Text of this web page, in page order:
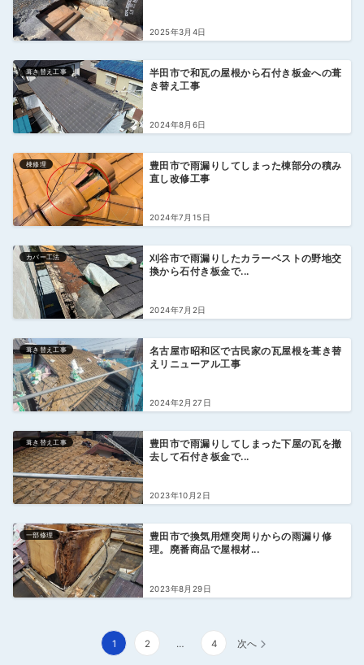
2025年3月4日
葺き替え工事
半田市で和瓦の屋根から石付き板金への葺
き替え工事
2024年8月6日
棟修理
豊田市で雨漏りしてしまった棟部分の積み
直し改修工事
2024年7月15日
カバー工法
刈谷市で雨漏りしたカラーベストの野地交
換から石付き板金で...
2024年7月2日
葺き替え工事
名古屋市昭和区で古民家の瓦屋根を葺き替
えリニューアル工事
2024年2月27日
葺き替え工事
豊田市で雨漏りしてしまった下屋の瓦を撤
去して石付き板金で...
2023年10月2日
一部修理
豊田市で換気用煙突周りからの雨漏り修
理。廃番商品で屋根材...
2023年8月29日
1 2 … 4 次へ